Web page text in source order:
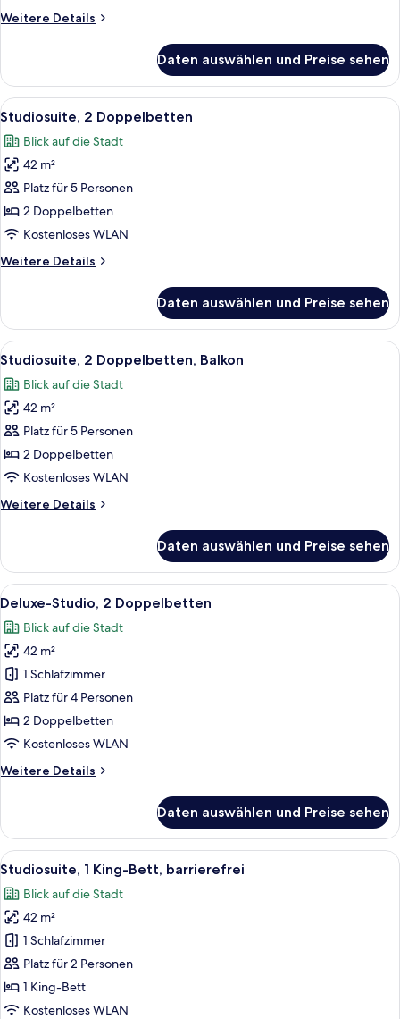
Weitere Details
Weitere
Zimmer
(Club
Level
Daten auswählen und Preise sehen
Alle
Fotos
für
Studiosuite,
2 Doppelbetten
anzeigen
Ein Hotelzimmer mit zwei Betten,
8
Studiosuite, 2 Doppelbetten
Blick auf die Stadt
42 m²
Platz für 5 Personen
2 Doppelbetten
Kostenloses WLAN
Weitere Details
Weitere
2 Doppelbetten
Daten auswählen und Preise sehen
Alle
Fotos
für
Studiosuite,
2 Doppelbetten,
Balkon
anzeigen
Ein Hotelzimmer mit einem großen
8
Studiosuite, 2 Doppelbetten, Balkon
Blick auf die Stadt
42 m²
Platz für 5 Personen
2 Doppelbetten
Kostenloses WLAN
Weitere Details
Weitere
2 Doppelbetten,
Balkon
Daten auswählen und Preise sehen
Alle
Fotos
für
Deluxe-
Studio,
2 Doppelbetten
anzeigen
Ein Hotelzimmer mit zwei Betten,
11
Deluxe-Studio, 2 Doppelbetten
Blick auf die Stadt
42 m²
1 Schlafzimmer
Platz für 4 Personen
2 Doppelbetten
Kostenloses WLAN
Weitere Details
Weitere
Studio,
2 Doppelbetten
Daten auswählen und Preise sehen
Alle
Fotos
für
Studiosuite,
1 King-
Bett,
barrierefrei
anzeigen
Ein Hotelzimmer mit Bett,
10
Studiosuite, 1 King-Bett, barrierefrei
Blick auf die Stadt
42 m²
1 Schlafzimmer
Platz für 2 Personen
1 King-Bett
Kostenloses WLAN